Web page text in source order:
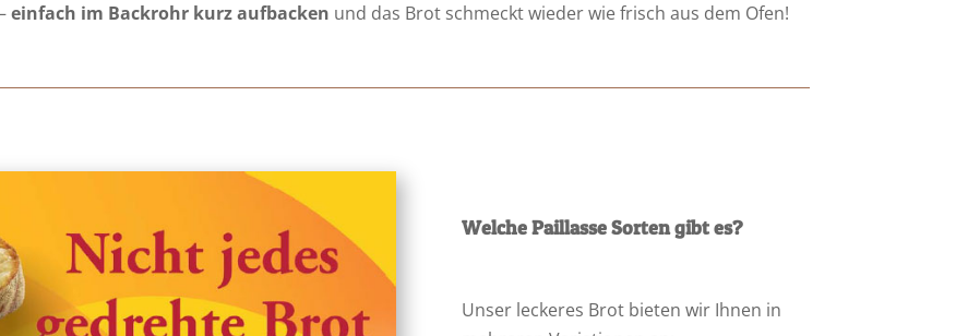
einfach im Backrohr kurz aufbacken und das Brot schmeckt wieder wie frisch aus dem Ofen!
Welche Paillasse Sorten gibt es?
Unser leckeres Brot bieten wir Ihnen in